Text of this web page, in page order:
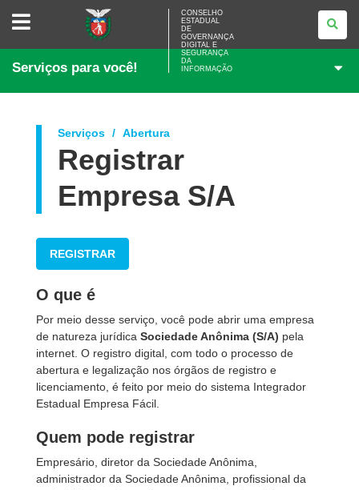
CONSELHO
ESTADUAL
GOVERNANÇA
E
DA
CONSELHO
ESTADUAL
DE
GOVERNANÇA
DIGITAL E
SEGURANÇA
DA
INFORMAÇÃO
Serviços para você!
Serviços Abertura
Registrar
Empresa S/A
REGISTRAR
O que é
Por meio desse serviço, você pode abrir uma empresa
de natureza jurídica Sociedade Anônima (S/A) pela
internet. O registro digital, com todo o processo de
abertura e legalização nos órgãos de registro e
licenciamento, é feito por meio do sistema Integrador
Estadual Empresa Fácil.
Quem pode registrar
Empresário, diretor da Sociedade Anônima,
administrador da Sociedade Anônima, profissional da